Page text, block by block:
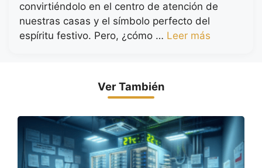
convirtiéndolo en el centro de atención de
nuestras casas y el símbolo perfecto del
espíritu festivo. Pero, ¿cómo … Leer más
Ver También